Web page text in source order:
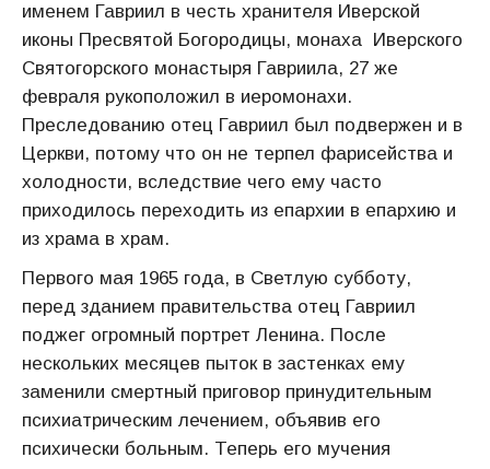
именем Гавриил в честь хранителя Иверской
иконы Пресвятой Богородицы, монаха Иверского
Святогорского монастыря Гавриила, 27 же
февраля рукоположил в иеромонахи.
Преследованию отец Гавриил был подвержен и в
Церкви, потому что он не терпел фарисейства и
холодности, вследствие чего ему часто
приходилось переходить из епархии в епархию и
из храма в храм.
Первого мая 1965 года, в Светлую субботу,
перед зданием правительства отец Гавриил
поджег огромный портрет Ленина. После
нескольких месяцев пыток в застенках ему
заменили смертный приговор принудительным
психиатрическим лечением, объявив его
психически больным. Теперь его мучения